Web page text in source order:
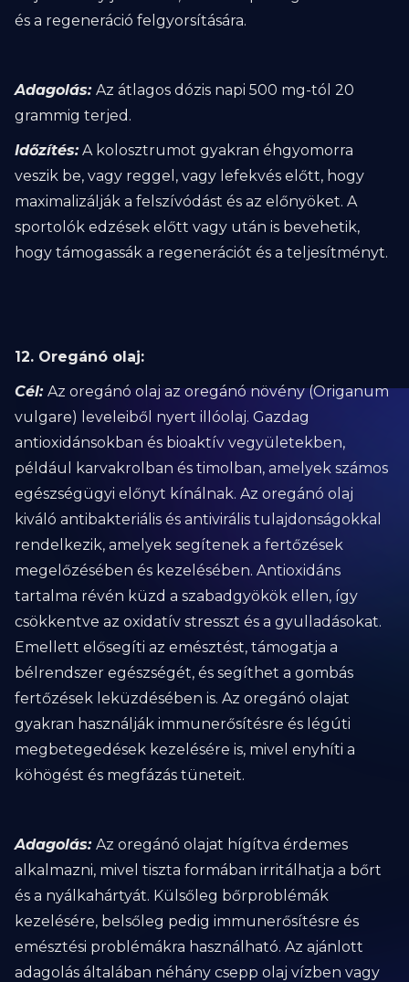
és a regeneráció felgyorsítására.
Adagolás: Az átlagos dózis napi 500 mg-tól 20
grammig terjed.
Időzítés:A kolosztrumot gyakran éhgyomorra
veszik be, vagy reggel, vagy lefekvés előtt, hogy
maximalizálják a felszívódást és az előnyöket. A
sportolók edzések előtt vagy után is bevehetik,
hogy támogassák a regenerációt és a teljesítményt.
12. Oregánó olaj:
Cél: Az oregánó olaj az oregánó növény (Origanum
vulgare) leveleiből nyert illóolaj. Gazdag
antioxidánsokban és bioaktív vegyületekben,
például karvakrolban és timolban, amelyek számos
egészségügyi előnyt kínálnak. Az oregánó olaj
kiváló antibakteriális és antivirális tulajdonságokkal
rendelkezik, amelyek segítenek a fertőzések
megelőzésében és kezelésében. Antioxidáns
tartalma révén küzd a szabadgyökök ellen, így
csökkentve az oxidatív stresszt és a gyulladásokat.
Emellett elősegíti az emésztést, támogatja a
bélrendszer egészségét, és segíthet a gombás
fertőzések leküzdésében is. Az oregánó olajat
gyakran használják immunerősítésre és légúti
megbetegedések kezelésére is, mivel enyhíti a
köhögést és megfázás tüneteit.
Adagolás: Az oregánó olajat hígítva érdemes
alkalmazni, mivel tiszta formában irritálhatja a bőrt
és a nyálkahártyát. Külsőleg bőrproblémák
kezelésére, belsőleg pedig immunerősítésre és
emésztési problémákra használható. Az ajánlott
adagolás általában néhány csepp olaj vízben vagy